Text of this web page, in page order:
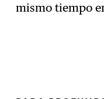
mismo tiempo